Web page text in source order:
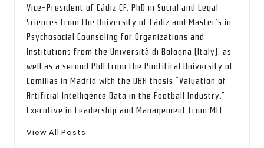
Vice-President of Cádiz CF. PhD in Social and Legal
Sciences from the University of Cádiz and Master’s in
Psychosocial Counseling for Organizations and
Institutions from the Università di Bologna (Italy), as
well as a second PhD from the Pontifical University of
Comillas in Madrid with the DBA thesis “Valuation of
Artificial Intelligence Data in the Football Industry.”
Executive in Leadership and Management from MIT.
View All Posts